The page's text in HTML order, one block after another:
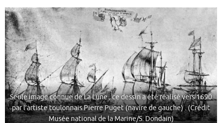
Seule image connue de La Lune , ce dessin a été réalisé vers 1690
par l’artiste toulonnais Pierre Puget (navire de gauche) . (Crédit
Musée national de la Marine/S. Dondain)